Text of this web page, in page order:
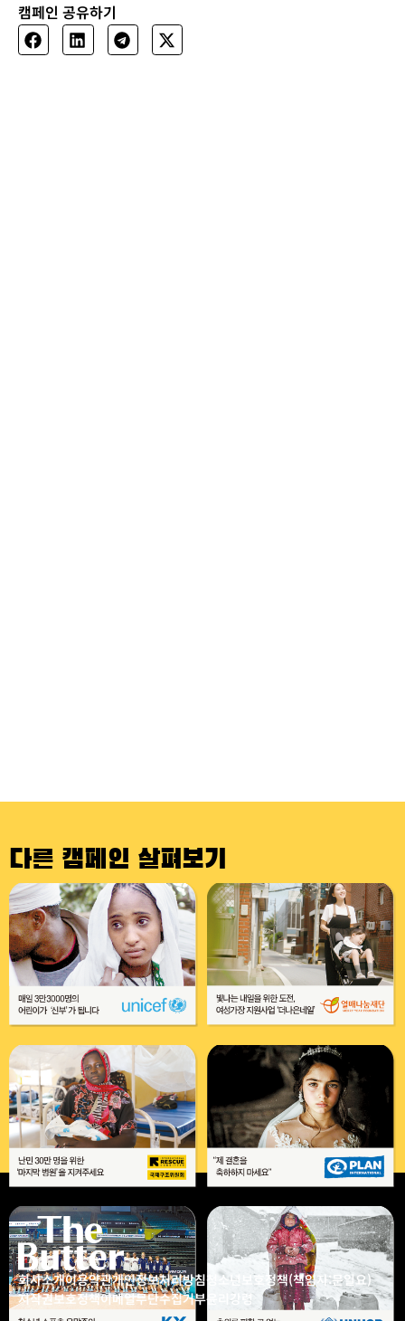
캠페인 공유하기
다른 캠페인 살펴보기
회사소개이용약관개인정보처리방침청소년보호정책(책임자:문일요)
저작권보호정책이메일무단수집거부윤리강령